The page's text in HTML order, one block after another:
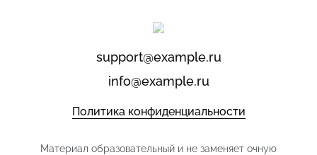
support@example.ru
info@example.ru
Политика конфиденциальности
Материал образовательный и не заменяет очную